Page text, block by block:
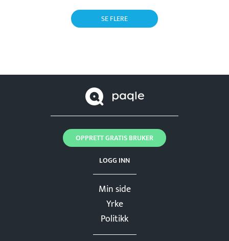
SE FLERE
Min side
Yrke
Politikk
LOGG INN
OPPRETT GRATIS BRUKER